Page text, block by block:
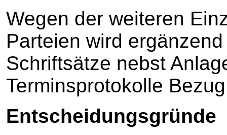
Wegen der weiteren
Parteien wird
Schriftsätze nebst
Terminsprotokolle
Entscheidungsgründe